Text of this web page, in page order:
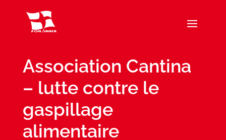
Association Cantina
– lutte contre le
gaspillage
alimentaire